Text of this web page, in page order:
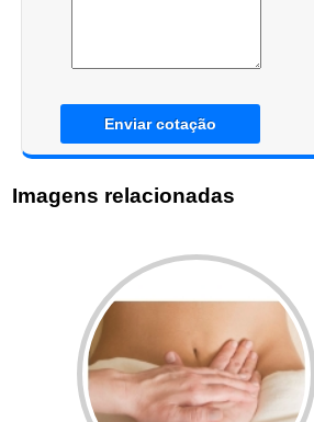
Enviar cotação
Imagens relacionadas